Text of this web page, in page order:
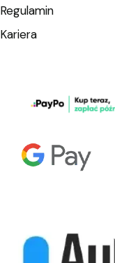
Regulamin
Kariera